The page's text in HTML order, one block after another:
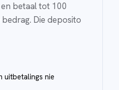
betaal tot 100
Die deposito
uitbetalings nie